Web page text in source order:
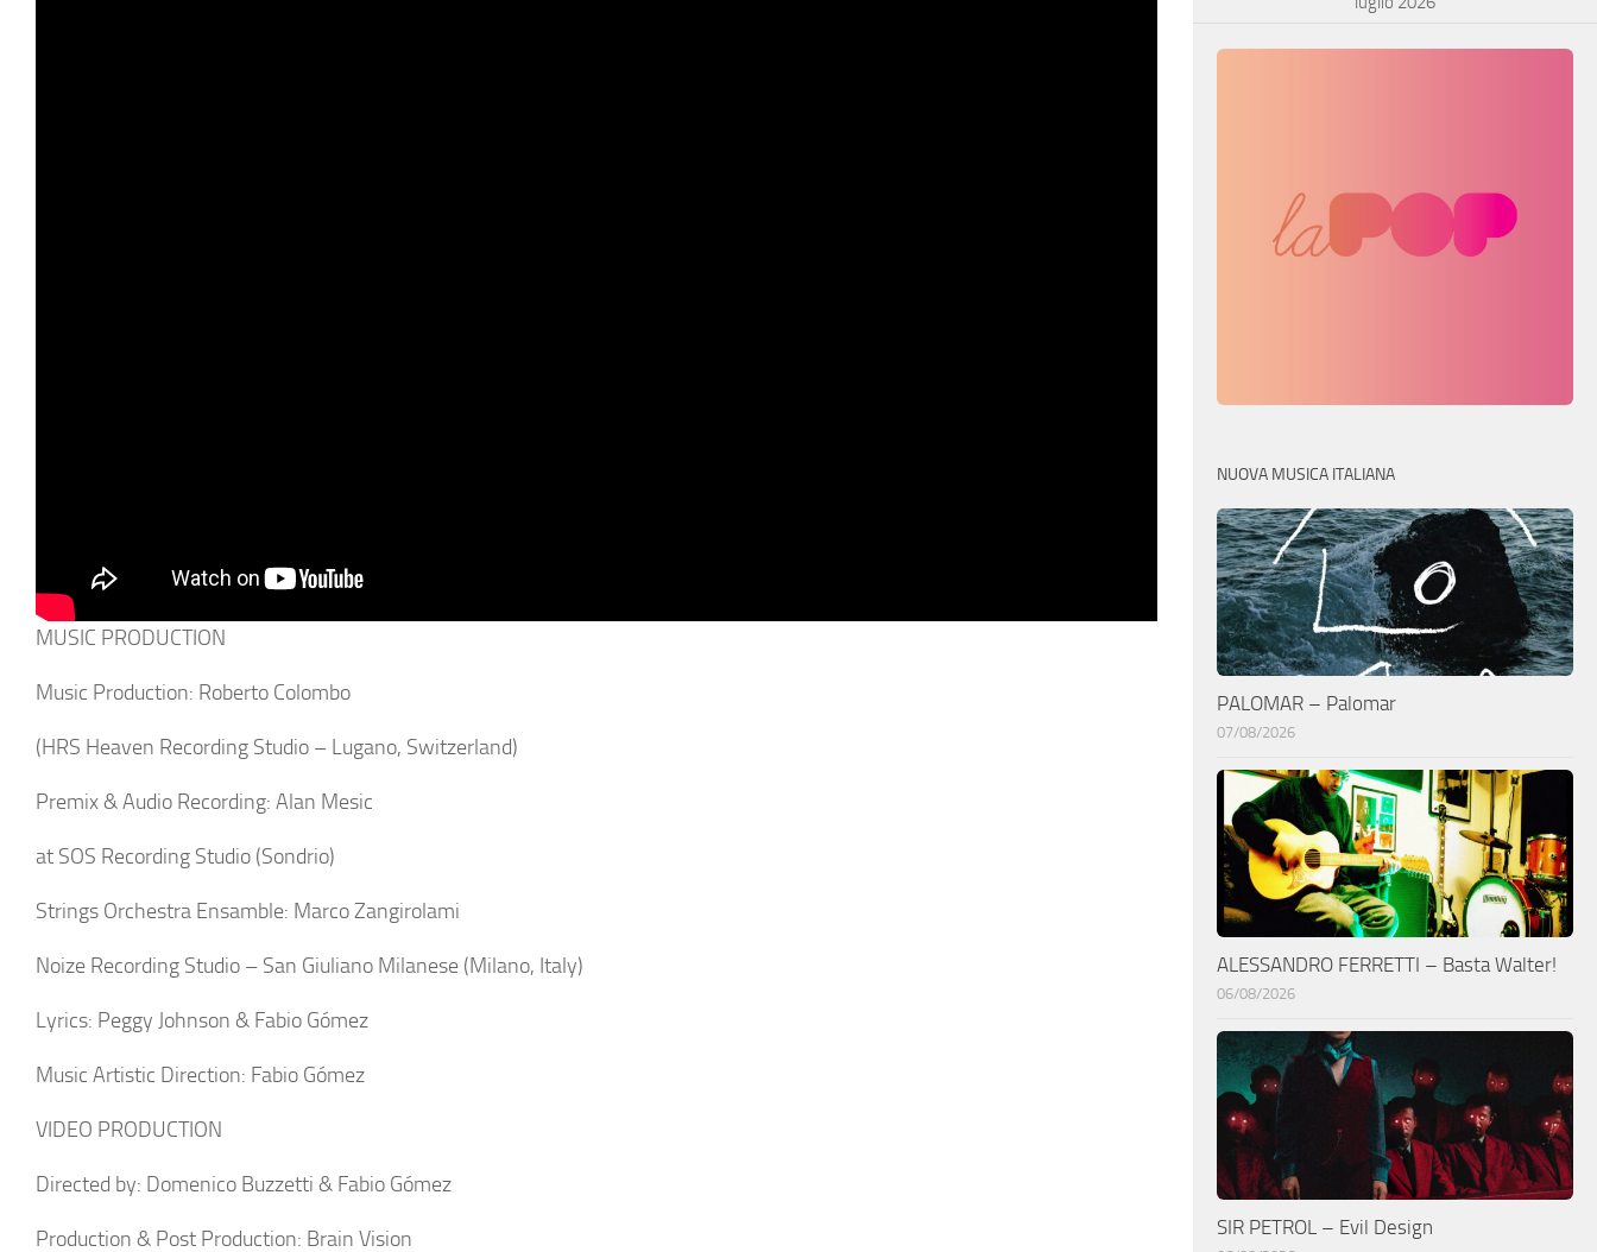
MUSIC PRODUCTION
Music Production: Roberto Colombo
(HRS Heaven Recording Studio – Lugano, Switzerland)
Premix & Audio Recording: Alan Mesic
at SOS Recording Studio (Sondrio)
Strings Orchestra Ensamble: Marco Zangirolami
Noize Recording Studio – San Giuliano Milanese (Milano, Italy)
Lyrics: Peggy Johnson & Fabio Gómez
Music Artistic Direction: Fabio Gómez
VIDEO PRODUCTION
Directed by: Domenico Buzzetti & Fabio Gómez
Production & Post Production: Brain Vision
NUOVA MUSICA ITALIANA
PALOMAR – Palomar
07/08/2026
ALESSANDRO FERRETTI – Basta Walter!
06/08/2026
SIR PETROL – Evil Design